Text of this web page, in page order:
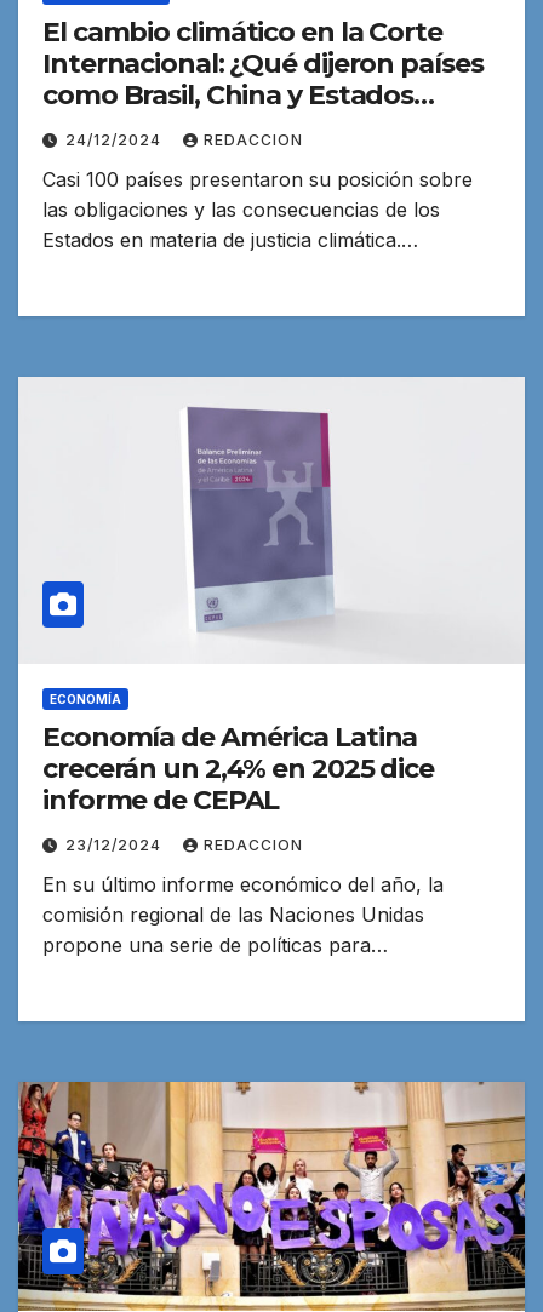
El cambio climático en la Corte
Internacional: ¿Qué dijeron países
como Brasil, China y Estados
Unidos?
24/12/2024 REDACCION
Casi 100 países presentaron su posición sobre
las obligaciones y las consecuencias de los
Estados en materia de justicia climática.…
ECONOMÍA
Economía de América Latina
crecerán un 2,4% en 2025 dice
informe de CEPAL
23/12/2024 REDACCION
En su último informe económico del año, la
comisión regional de las Naciones Unidas
propone una serie de políticas para…